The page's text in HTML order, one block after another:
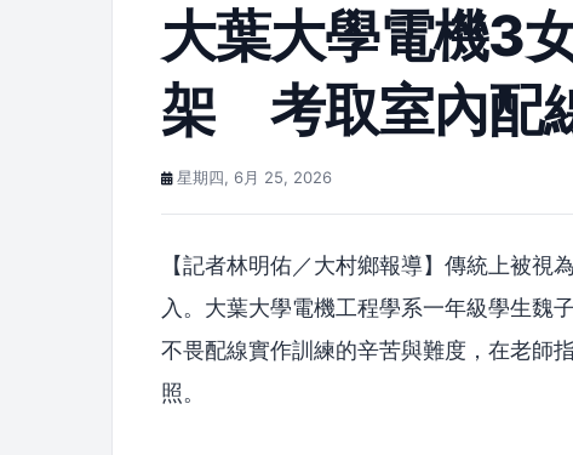
大葉大學電機3
架 考取室內配
星期四, 6月 25, 2026
【記者林明佑／大村鄉報導】傳統上被
入。大葉大學電機工程學系一年級學生魏
不畏配線實作訓練的辛苦與難度，在老師
照。